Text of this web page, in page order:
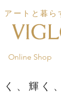
アートと暮ら
Online Shop
く、輝く